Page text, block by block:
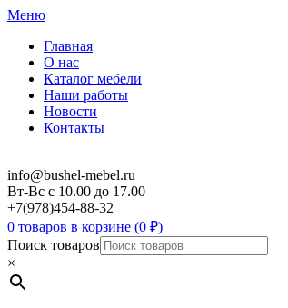
Меню
Главная
О нас
Каталог мебели
Наши работы
Новости
Контакты
info@bushel-mebel.ru
Вт-Вс c 10.00 до 17.00
+7(978)454-88-32
0 товаров в корзине (0 ₽)
Поиск товаров
×